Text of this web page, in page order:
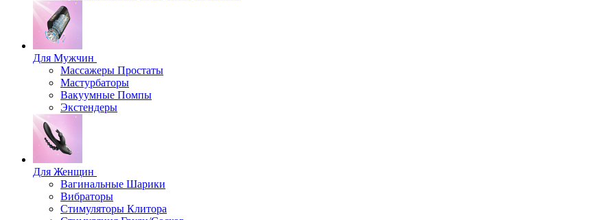
Для Мужчин
Массажеры Простаты
Мастурбаторы
Вакуумные Помпы
Экстендеры
Для Женщин
Вагинальные Шарики
Вибраторы
Стимуляторы Клитора